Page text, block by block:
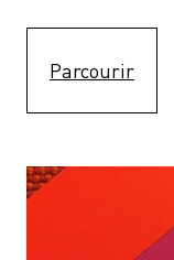
Parcourir